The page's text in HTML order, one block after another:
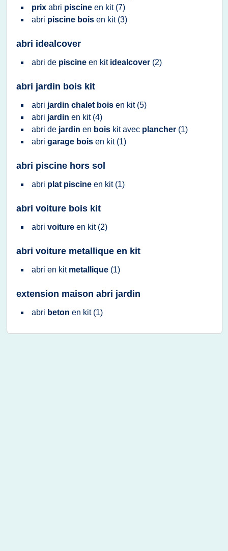
prix abri piscine en kit (7)
abri piscine bois en kit (3)
abri idealcover
abri de piscine en kit idealcover (2)
abri jardin bois kit
abri jardin chalet bois en kit (5)
abri jardin en kit (4)
abri de jardin en bois kitavec plancher (1)
abri garage bois en kit (1)
abri piscine hors sol
abri plat piscine en kit (1)
abri voiture bois kit
abri voiture en kit (2)
abri voiture metallique en kit
abri en kit metallique (1)
extension maison abri jardin
abri beton en kit (1)